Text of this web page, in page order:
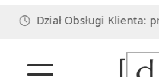
Dział Obsługi Klienta: pn-